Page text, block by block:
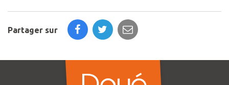
Partager sur